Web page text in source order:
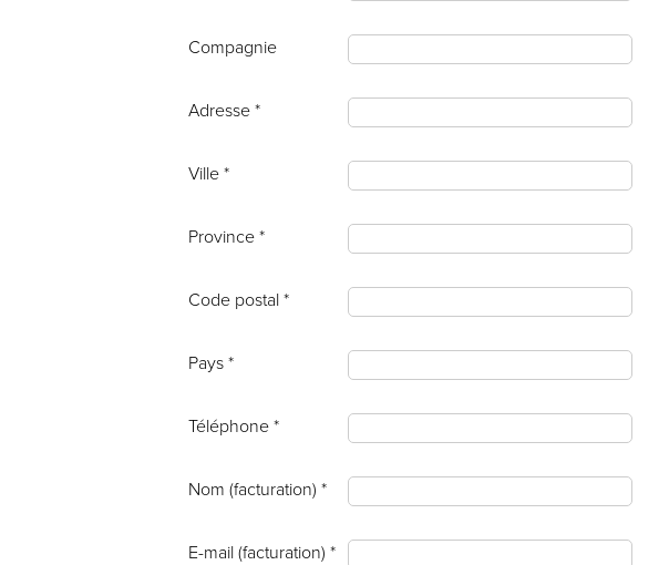
Compagnie
Adresse *
Ville *
Province *
Code postal *
Pays *
Téléphone *
Nom (facturation) *
E-mail (facturation) *